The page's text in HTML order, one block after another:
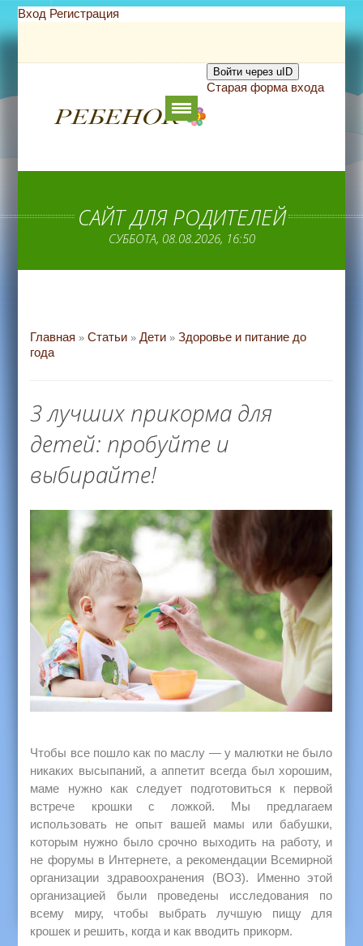
Вход Регистрация
Войти через uID
Старая форма входа
САЙТ ДЛЯ РОДИТЕЛЕЙ
СУББОТА, 08.08.2026, 16:50
Главная »Статьи »Дети »Здоровье и питание до
года
3 лучших прикорма для
детей: пробуйте и
выбирайте!
Чтобы все пошло как по маслу — у малютки не было
никаких высыпаний, а аппетит всегда был хорошим,
маме нужно как следует подготовиться к первой
встрече крошки с ложкой. Мы предлагаем
использовать не опыт вашей мамы или бабушки,
которым нужно было срочно выходить на работу, и
не форумы в Интернете, а рекомендации Всемирной
организации здравоохранения (ВОЗ). Именно этой
организацией были проведены исследования по
всему миру, чтобы выбрать лучшую пищу для
крошек и решить, когда и как вводить прикорм.